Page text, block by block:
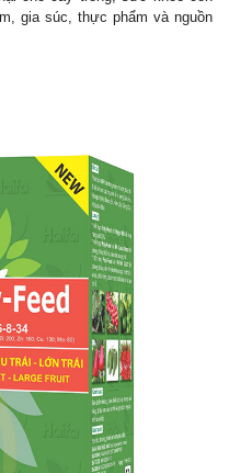
gia súc, thực phẩm và nguồn